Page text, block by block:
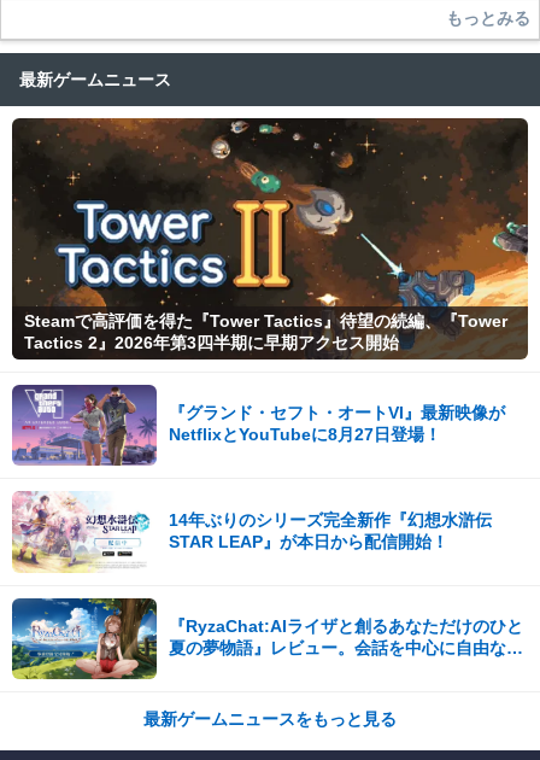
もっとみる
最新ゲームニュース
Steamで高評価を得た『Tower Tactics』待望の続編、『Tower
Tactics 2』2026年第3四半期に早期アクセス開始
『グランド・セフト・オートVI』最新映像が
NetflixとYouTubeに8月27日登場！
14年ぶりのシリーズ完全新作『幻想水滸伝
STAR LEAP』が本日から配信開始！
『RyzaChat:AIライザと創るあなただけのひと
夏の夢物語』レビュー。会話を中心に自由な冒
最新ゲームニュースをもっと見る